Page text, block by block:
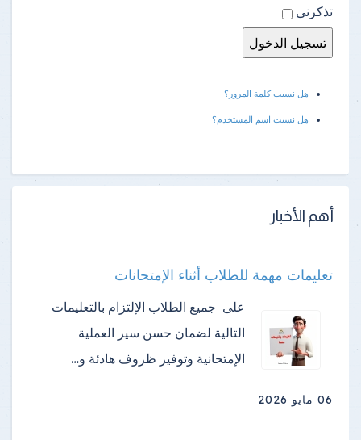
تذكرنى
هل نسيت كلمة المرور؟
هل نسيت اسم المستخدم؟
أهم الأخبار
تعليمات مهمة للطلاب أثناء الإمتحانات
على جميع الطلاب الإلتزام بالتعليمات
التالية لضمان حسن سير العملية
الإمتحانية وتوفير ظروف هادئة و…
06 مايو 2026